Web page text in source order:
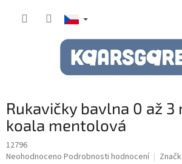
Rukavičky bavlna 0 až 3
koala mentolová
12796
Průměrné
Neohodnoceno Podrobnosti hodnocení